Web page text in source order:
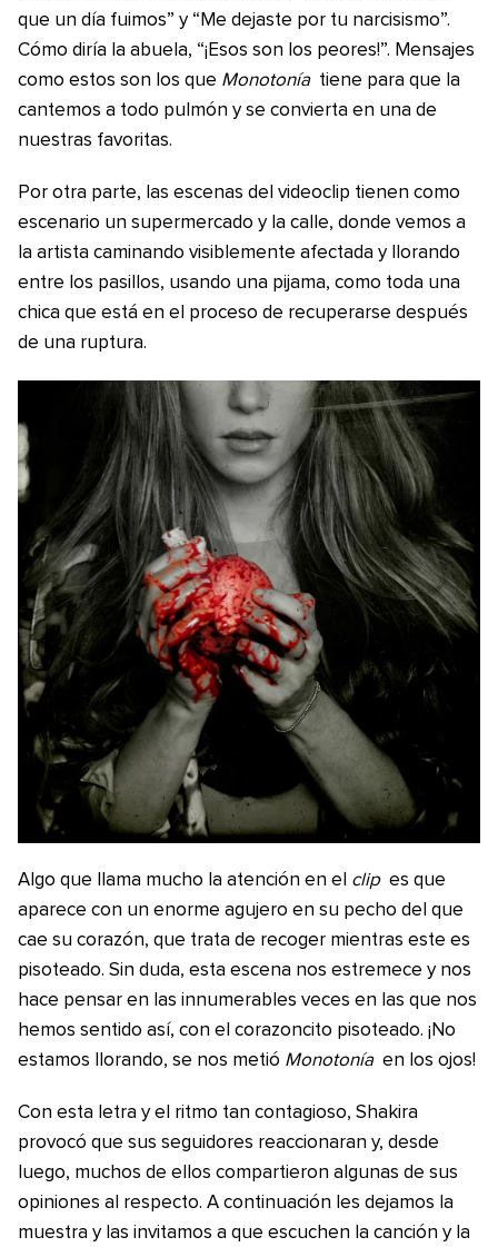
que un día fuimos” y “Me dejaste por tu narcisismo”.
Cómo diría la abuela, “¡Esos son los peores!”. Mensajes
como estos son los que Monotonía tiene para que la
cantemos a todo pulmón y se convierta en una de
nuestras favoritas.
Por otra parte, las escenas del videoclip tienen como
escenario un supermercado y la calle, donde vemos a
la artista caminando visiblemente afectada y llorando
entre los pasillos, usando una pijama, como toda una
chica que está en el proceso de recuperarse después
de una ruptura.
Algo que llama mucho la atención en el clip es que
aparece con un enorme agujero en su pecho del que
cae su corazón, que trata de recoger mientras este es
pisoteado. Sin duda, esta escena nos estremece y nos
hace pensar en las innumerables veces en las que nos
hemos sentido así, con el corazoncito pisoteado. ¡No
estamos llorando, se nos metió Monotonía en los ojos!
Con esta letra y el ritmo tan contagioso, Shakira
provocó que sus seguidores reaccionaran y, desde
luego, muchos de ellos compartieron algunas de sus
opiniones al respecto. A continuación les dejamos la
muestra y las invitamos a que escuchen la canción y la